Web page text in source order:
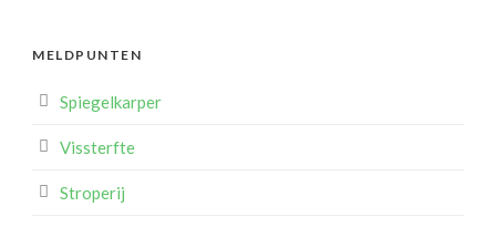
MELDPUNTEN
Spiegelkarper
Vissterfte
Stroperij